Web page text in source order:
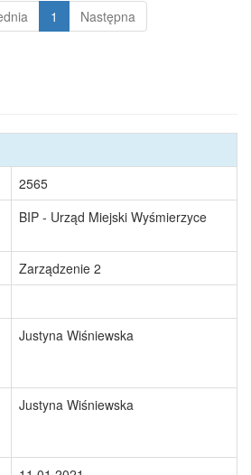
1 Następna
2565
BIP - Urząd Miejski Wyśmierzyce
Zarządzenie 2
Justyna Wiśniewska
Justyna Wiśniewska